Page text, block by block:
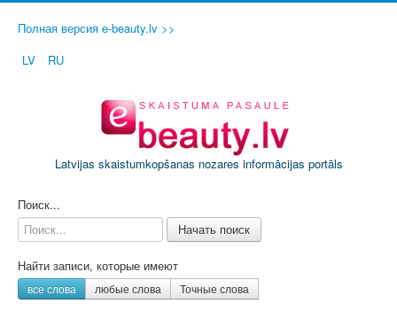
Полная версия e-beauty.lv >>
LV
RU
Latvijas skaistumkopšanas nozares informācijas portāls
Поиск...
Начать поиск
Найти записи, которые имеют
все слова любые слова Точные слова